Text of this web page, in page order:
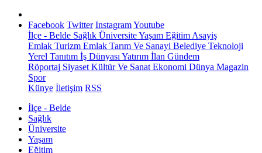
Facebook Twitter InstagramYoutube
İlçe - Belde Sağlık ÜniversiteYaşam Eğitim Asayiş
Emlak Turizm Emlak Tarım Ve Sanayi Belediye Teknoloji
Yerel Tanıtım İş Dünyası Yatırım İlan Gündem
Röportaj Siyaset Kültür Ve Sanat Ekonomi Dünya Magazin
Spor
Künye İletişim RSS
İlçe - Belde
Sağlık
Üniversite
Yaşam
Eğitim